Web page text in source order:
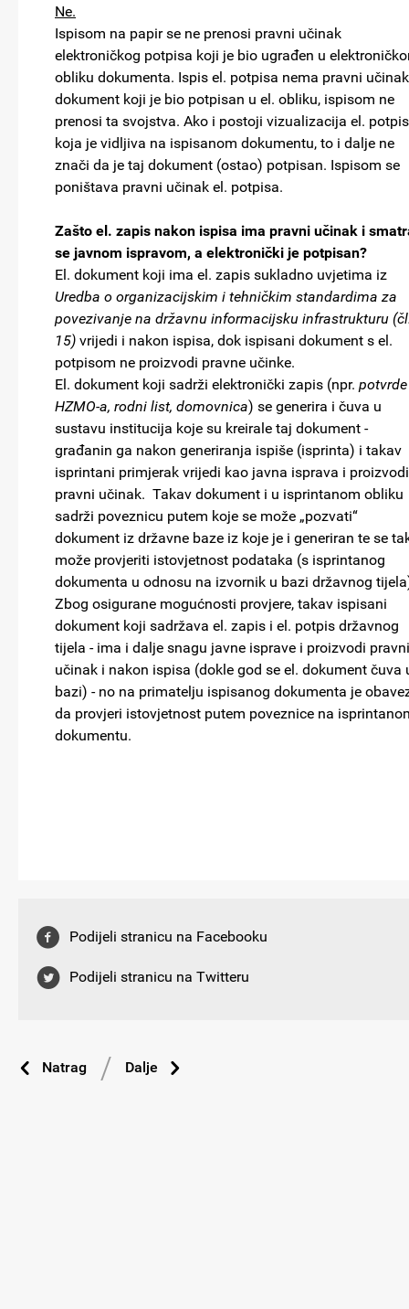
Ne.
Ispisom na papir se ne prenosi pravni učinak
elektroničkog potpisa koji je bio ugrađen u
obliku dokumenta. Ispis el. potpisa nema pravni
dokument koji je bio potpisan u el. obliku, ispisom ne
prenosi ta svojstva. Ako i postoji vizualizacija el.
koja je vidljiva na ispisanom dokumentu, to i dalje ne
znači da je taj dokument (ostao) potpisan. Ispisom se
poništava pravni učinak el. potpisa.
Zašto el. zapis nakon ispisa ima pravni učinak i
se javnom ispravom, a elektronički je potpisan?
El. dokument koji ima el. zapis sukladno uvjetima iz
Uredba o organizacijskim i tehničkim standardima za
povezivanje na državnu informacijsku infrastrukturu
15) vrijedi i nakon ispisa, dok ispisani dokument s el.
potpisom ne proizvodi pravne učinke.
El. dokument koji sadrži elektronički zapis (npr. potvrde
HZMO-a, rodni list, domovnica) se generira i čuva u
sustavu institucija koje su kreirale taj dokument -
građanin ga nakon generiranja ispiše (isprinta) i takav
isprintani primjerak vrijedi kao javna isprava i proizvodi
pravni učinak. Takav dokument i u isprintanom obliku
sadrži poveznicu putem koje se može „pozvati“
dokument iz državne baze iz koje je i generiran te se
može provjeriti istovjetnost podataka (s isprintanog
dokumenta u odnosu na izvornik u bazi državnog
Zbog osigurane mogućnosti provjere, takav ispisani
dokument koji sadržava el. zapis i el. potpis državnog
tijela - ima i dalje snagu javne isprave i proizvodi pravni
učinak i nakon ispisa (dokle god se el. dokument čuva
bazi) - no na primatelju ispisanog dokumenta je
da provjeri istovjetnost putem poveznice na
dokumentu.
Podijeli stranicu na Facebooku
Podijeli stranicu na Twitteru
Natrag Dalje